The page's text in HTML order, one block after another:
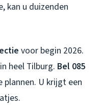
kan u duizenden
voor begin 2026.
heel Tilburg. Bel 085
plannen. U krijgt een